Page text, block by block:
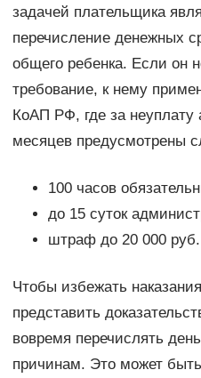
задачей плательщика
перечисление денежных
общего ребенка. Если он
требование, к нему
КоАП РФ, где за неуплату
месяцев предусмотрены
100 часов
до 15 суток
штраф до 20 000 руб.
Чтобы избежать
представить
вовремя перечислять
причинам. Это может